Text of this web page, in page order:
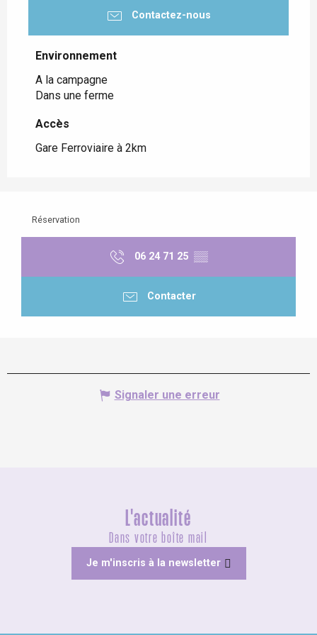
Contactez-nous
Environnement
Environnement
A la campagne
Dans une ferme
Accès
Accès
Gare Ferroviaire à 2km
Réservation
06 24 71 25 ▒▒
Contacter
Signaler une erreur
L'actualité
Dans votre boîte mail
Je m'inscris à la newsletter